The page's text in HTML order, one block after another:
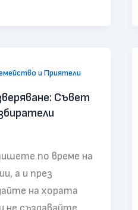
и Приятели
Съвет
по време на
а и през
на хората